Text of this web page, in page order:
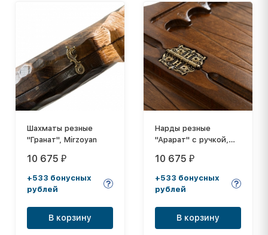
Шахматы резные
"Гранат", Mirzoyan
10 675 ₽
+533 бонусных
рублей
В корзину
Нарды резные
"Арарат" с ручкой,
10 675 ₽
+533 бонусных
рублей
В корзину